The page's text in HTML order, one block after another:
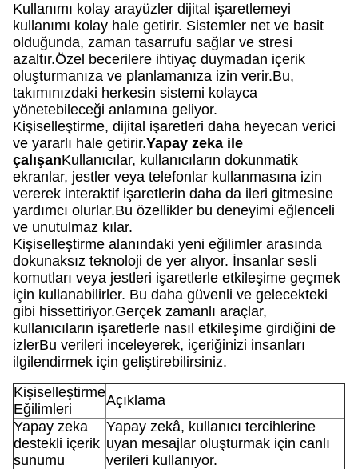
Kullanımı kolay arayüzler dijital işaretlemeyi
kullanımı kolay hale getirir. Sistemler net ve basit
olduğunda, zaman tasarrufu sağlar ve stresi
azaltır.Özel becerilere ihtiyaç duymadan içerik
oluşturmanıza ve planlamanıza izin verir.Bu,
takımınızdaki herkesin sistemi kolayca
yönetebileceği anlamına geliyor.
Kişiselleştirme, dijital işaretleri daha heyecan verici
ve yararlı hale getirir.Yapay zeka ile
çalışanKullanıcılar, kullanıcıların dokunmatik
ekranlar, jestler veya telefonlar kullanmasına izin
vererek interaktif işaretlerin daha da ileri gitmesine
yardımcı olurlar.Bu özellikler bu deneyimi eğlenceli
ve unutulmaz kılar.
Kişiselleştirme alanındaki yeni eğilimler arasında
dokunaksız teknoloji de yer alıyor. İnsanlar sesli
komutları veya jestleri işaretlerle etkileşime geçmek
için kullanabilirler. Bu daha güvenli ve gelecekteki
gibi hissettiriyor.Gerçek zamanlı araçlar,
kullanıcıların işaretlerle nasıl etkileşime girdiğini de
izlerBu verileri inceleyerek, içeriğinizi insanları
ilgilendirmek için geliştirebilirsiniz.
Kişiselleştirme
Eğilimleri
Açıklama
Yapay zeka
destekli içerik
sunumu
Yapay zekâ, kullanıcı tercihlerine
uyan mesajlar oluşturmak için canlı
verileri kullanıyor.